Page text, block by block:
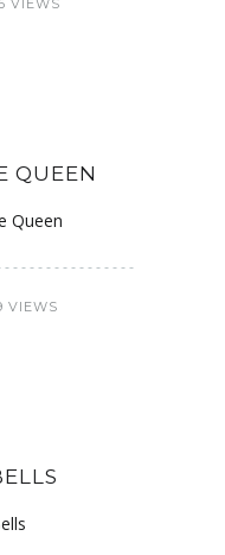
VIEWS
QUEEN
Queen
VIEWS